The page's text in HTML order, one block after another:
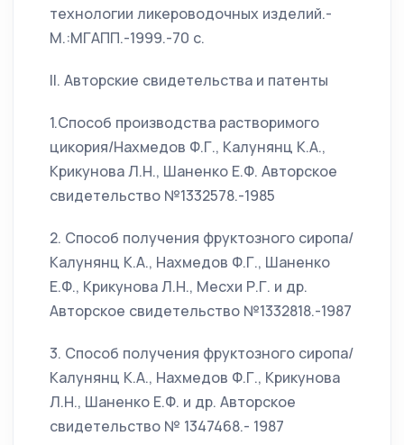
технологии ликероводочных изделий.-
М.:МГАПП.-1999.-70 с.
II. Авторские свидетельства и патенты
1.Способ производства растворимого
цикория/Нахмедов Ф.Г., Калунянц К.А.,
Крикунова Л.Н., Шаненко Е.Ф. Авторское
свидетельство №1332578.-1985
2. Способ получения фруктозного сиропа/
Калунянц К.А., Нахмедов Ф.Г., Шаненко
Е.Ф., Крикунова Л.Н., Месхи Р.Г. и др.
Авторское свидетельство №1332818.-1987
3. Способ получения фруктозного сиропа/
Калунянц К.А., Нахмедов Ф.Г., Крикунова
Л.Н., Шаненко Е.Ф. и др. Авторское
свидетельство № 1347468.- 1987